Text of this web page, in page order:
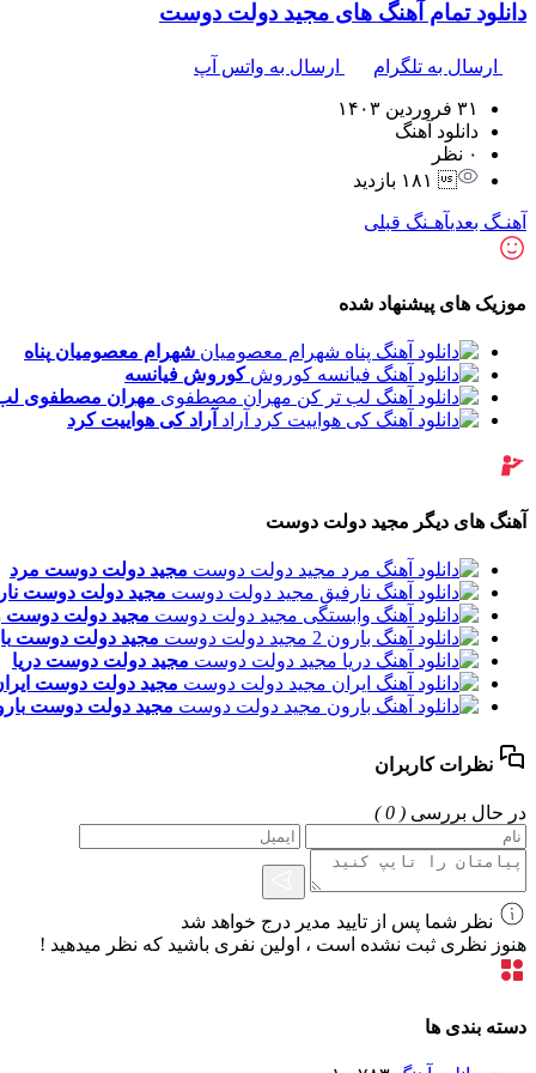
دانلود تمام آهنگ های مجید دولت دوست
ارسال به تلگرام ارسال به واتس آپ
۳۱ فروردین ۱۴۰۳
دانلود آهنگ
۰ نظر
۱۸۱ بازدید
آهنـگ بعدیآهـنگ قبلی
موزیک های پیشنهاد شده
شهرام معصومیان پناه
کوروش فیانسه
مهران مصطفوی
آراد کی هواییت کرد
آهنگ های دیگر مجید دولت دوست
مجید دولت دوست مرد
مجید دولت دوست
مجید دولت دوست
مجید دولت دوست
مجید دولت دوست دریا
مجید دولت دوست
مجید دولت دوست
نظرات کاربران
در حال بررسی ( 0 )
نظر شما پس از تایید مدیر درج خواهد شد
هنوز نظری ثبت نشده است ، اولین نفری باشید که نظر میدهید !
دسته بندی ها